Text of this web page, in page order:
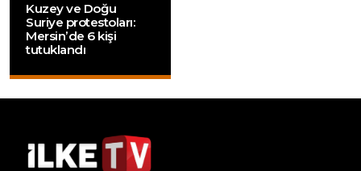
Kuzey ve Doğu
Suriye protestoları:
Mersin’de 6 kişi
tutuklandı